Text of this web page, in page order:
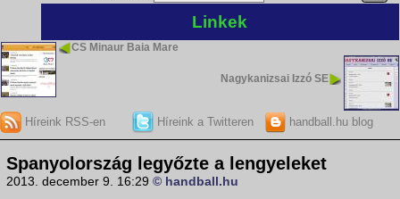
Linkek
CS Minaur Baia Mare
Nagykanizsai Izzó SE
Híreink RSS-en Híreink a Twitteren handball.hu blog
Spanyolország legyőzte a lengyeleket
2013. december 9. 16:29 © handball.hu